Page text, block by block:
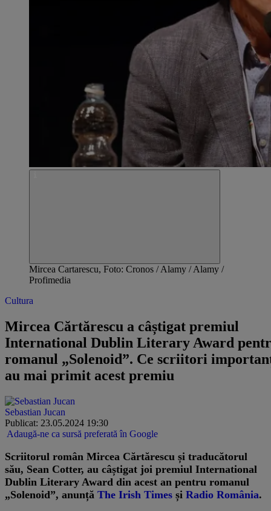
Mircea Cartarescu, Foto: Cronos / Alamy / Alamy /
Profimedia
Cultura
Mircea Cărtărescu a câștigat premiul
International Dublin Literary Award
romanul „Solenoid”. Ce scriitori
au mai primit acest premiu
Sebastian Jucan
Publicat: 23.05.2024 19:30
Adaugă-ne ca sursă preferată în Google
Scriitorul român Mircea Cărtărescu și traducătorul
său, Sean Cotter, au câștigat joi premiul International
Dublin Literary Award din acest an pentru romanul
„Solenoid”, anunță The Irish Times și Radio România.